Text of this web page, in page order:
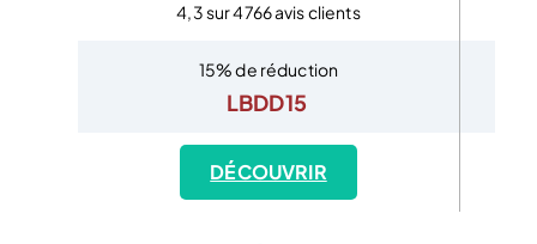
4,3 sur 4766 avis clients
15% de réduction
LBDD15
DÉCOUVRIR